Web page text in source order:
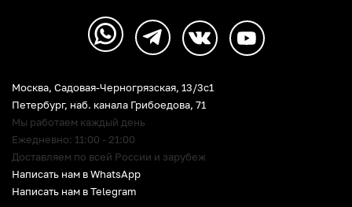
Москва, Садовая-Черногрязская, 13/3c1
Петербург, наб. канала Грибоедова, 71
Мы работаем каждый день
Ежедневно: 11:00 - 21:00
Доставляем по всей России и зарубеж
Написать нам в WhatsApp
Написать нам в Telegram